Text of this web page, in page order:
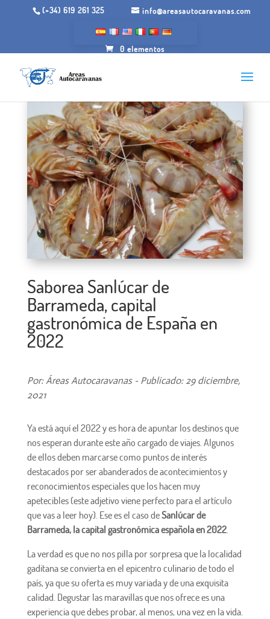
(+34) 619 261 325 info@areasautocaravanas.com
0 elementos
Saborea Sanlúcar de
Barrameda, capital
gastronómica de España en
2022
Por: Áreas Autocaravanas - Publicado: 29 diciembre,
2021
Ya está aquí el 2022 y es hora de apuntar los destinos que
nos esperan durante este año cargado de viajes. Algunos
de ellos deben marcarse como puntos de interés
destacados por ser abanderados de acontecimientos y
reconocimientos especiales que los hacen muy
apetecibles (este adjetivo viene perfecto para el artículo
que vas a leer hoy). Ese es el caso deSanlúcar de
Barrameda, la capital gastronómica española en 2022.
La verdad es que no nos pilla por sorpresa que la localidad
gaditana se convierta en el epicentro culinario de todo el
país, ya que su oferta es muy variada y de una exquisita
calidad. Degustar las maravillas que nos ofrece es una
experiencia que debes probar, al menos, una vez en la vida.